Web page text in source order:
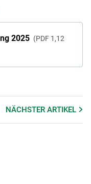
2025 PDF 1,12
NÄCHSTERARTIKEL